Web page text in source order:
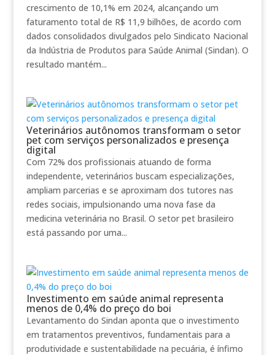
crescimento de 10,1% em 2024, alcançando um
faturamento total de R$ 11,9 bilhões, de acordo com
dados consolidados divulgados pelo Sindicato Nacional
da Indústria de Produtos para Saúde Animal (Sindan). O
resultado mantém...
Veterinários autônomos transformam o setor
pet com serviços personalizados e presença
digital
Com 72% dos profissionais atuando de forma
independente, veterinários buscam especializações,
ampliam parcerias e se aproximam dos tutores nas
redes sociais, impulsionando uma nova fase da
medicina veterinária no Brasil. O setor pet brasileiro
está passando por uma...
Investimento em saúde animal representa
menos de 0,4% do preço do boi
Levantamento do Sindan aponta que o investimento
em tratamentos preventivos, fundamentais para a
produtividade e sustentabilidade na pecuária, é ínfimo